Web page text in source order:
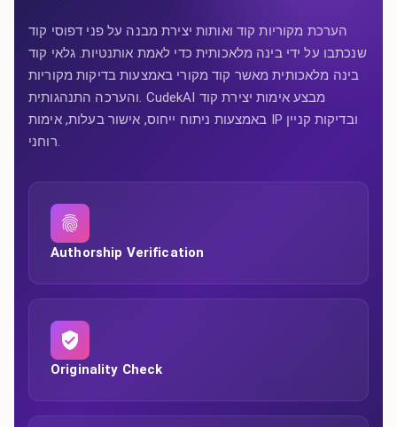
הערכת מקוריות קוד ואותות יצירת מבנה על פני דפוסי קוד
שנכתבו על ידי בינה מלאכותית כדי לאמת אותנטיות. גלאי קוד
בינה מלאכותית מאשר קוד מקורי באמצעות בדיקות מקוריות
והערכה התנהגותית. CudekAI מבצע אימות יצירת קוד
באמצעות ניתוח ייחוס, אישור בעלות, אימות IP ובדיקות קניין
רוחני.
Authorship Verification
Originality Check